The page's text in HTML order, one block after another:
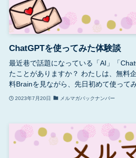
ChatGPTを使ってみた体験談
最近巷で話題になっている「AI」「
たことがありますか？ わたしは、無料
料Brainを見ながら、先日初めて使ってみ
2023年7月20日 メルマガバックナンバー